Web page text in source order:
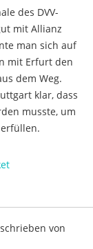
des DVV-
mit Allianz
man sich auf
mit Erfurt den
dem Weg.
klar, dass
musste, um
von